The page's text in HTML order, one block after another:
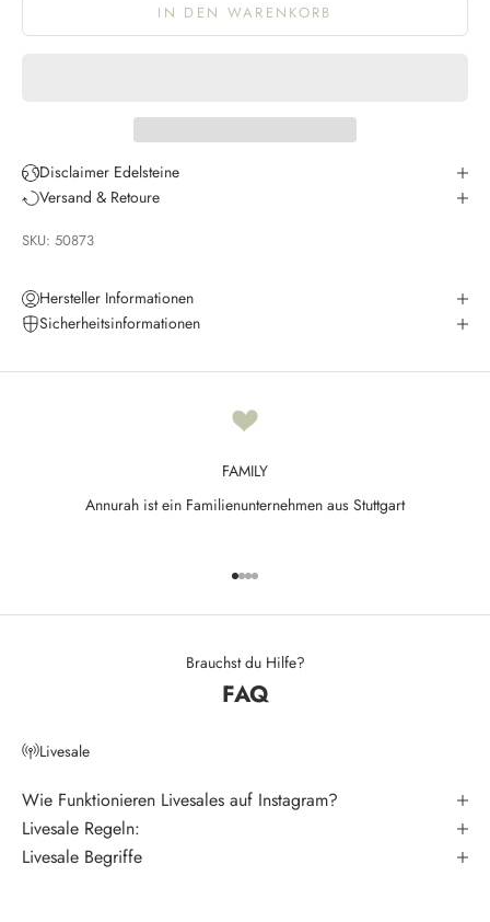
IN DEN WARENKORB
Disclaimer Edelsteine
Versand & Retoure
SKU: 50873
Hersteller Informationen
Sicherheitsinformationen
FAMILY
Annurah ist ein Familienunternehmen aus Stuttgart
Gehe zu Element 1
Gehe zu Element 2
Gehe zu Element 3
Gehe zu Element 4
Brauchst du Hilfe?
FAQ
Livesale
Wie Funktionieren Livesales auf Instagram?
Livesale Regeln:
Livesale Begriffe
d